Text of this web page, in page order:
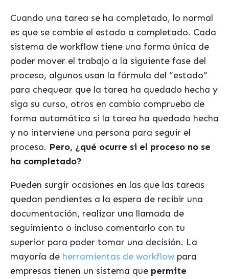
Cuando una tarea se ha completado, lo normal
es que se cambie el estado a completado. Cada
sistema de workflow tiene una forma única de
poder mover el trabajo a la siguiente fase del
proceso, algunos usan la fórmula del “estado”
para chequear que la tarea ha quedado hecha y
siga su curso, otros en cambio comprueba de
forma automática si la tarea ha quedado hecha
y no interviene una persona para seguir el
proceso. Pero, ¿qué ocurre si el proceso no se
ha completado?
Pueden surgir ocasiones en las que las tareas
quedan pendientes a la espera de recibir una
documentación, realizar una llamada de
seguimiento o incluso comentarlo con tu
superior para poder tomar una decisión. La
mayoría de herramientas de workflow para
empresas tienen un sistema que permite